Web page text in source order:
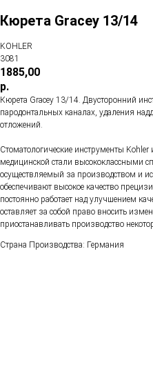
Кюрета Gracey 13/14
KOHLER
3081
1885,00
р.
Кюрета Gracey 13/14. Двусторонний
пародонтальных каналах, удаления
отложений.
Стоматологические инструменты
медицинской стали высококлассными
осуществляемый за производством и
обеспечивают высокое качество
постоянно работает над улучшением
оставляет за собой право вносить
приостанавливать производство
Страна Производства: Германия